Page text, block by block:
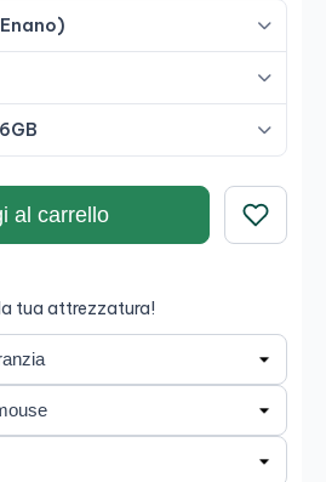
agilità nelle attività
aziendale e nel lavoro
al carrello
tua attrezzatura!